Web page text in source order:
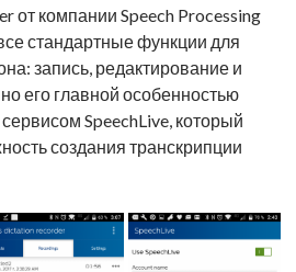
от компании Speech Processing
стандартные функции для
запись, редактирование и
его главной особенностью
SpeechLive, который
создания транскрипции